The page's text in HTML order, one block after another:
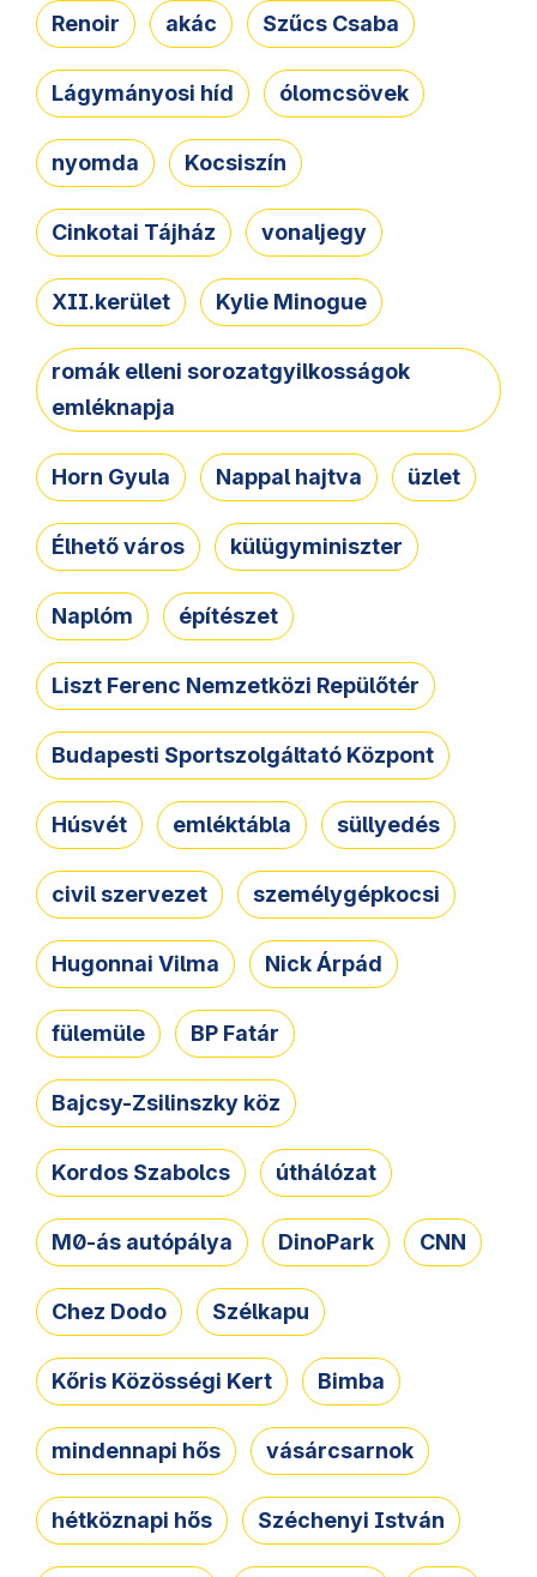
Renoir akác Szűcs Csaba
Lágymányosi híd ólomcsövek
nyomda Kocsiszín
Cinkotai Tájház vonaljegy
XII.kerület Kylie Minogue
romák elleni sorozatgyilkosságok
emléknapja
Horn Gyula Nappal hajtva üzlet
Élhető város külügyminiszter
Naplóm építészet
Liszt Ferenc Nemzetközi Repülőtér
Budapesti Sportszolgáltató Központ
Húsvét emléktábla süllyedés
civil szervezet személygépkocsi
Hugonnai Vilma Nick Árpád
fülemüle BP Fatár
Bajcsy-Zsilinszky köz
Kordos Szabolcs úthálózat
M0-ás autópálya DinoPark CNN
Chez Dodo Szélkapu
Kőris Közösségi Kert Bimba
mindennapi hős vásárcsarnok
hétköznapi hős Széchenyi István